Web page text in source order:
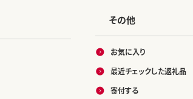
その他
お気に入り
最近チェックした返礼品
寄付する